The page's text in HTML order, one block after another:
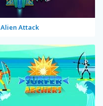
Alien Attack